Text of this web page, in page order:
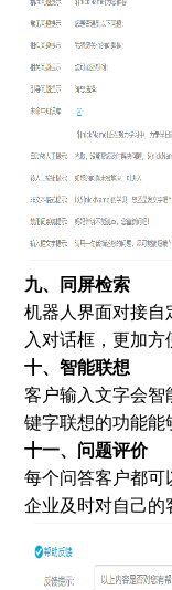
九、同屏检索
机器人界面对接自
入对话框，更加方
十、智能联想
客户输入文字会智
键字联想的功能能
十一、问题评价
每个问答客户都可
企业及时对自己的